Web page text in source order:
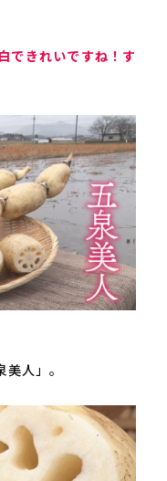
できれいですね！す
人」。